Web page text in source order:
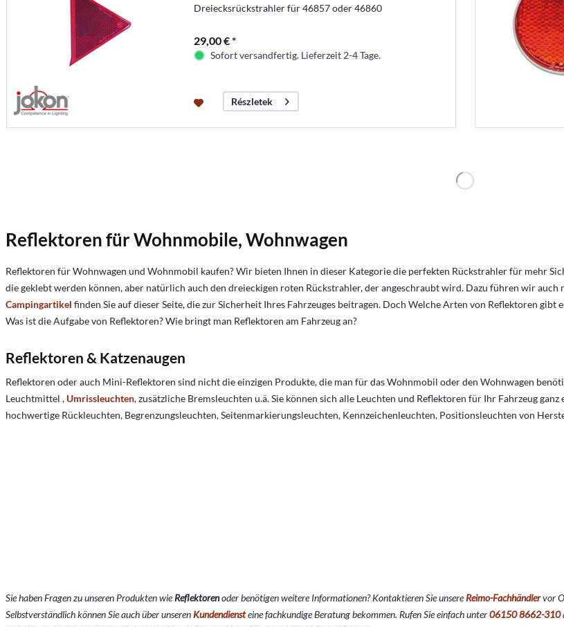
Dreiecksrückstrahler für 46857 oder 46860
29,00 € *
Sofort versandfertig. Lieferzeit 2-4 Tage.
Részletek
Reflektoren für Wohnmobile, Wohnwagen
Reflektoren für Wohnwagen und Wohnmobil kaufen? Wir bieten Ihnen in dieser Kategorie die perfekten Rückstrahler für mehr
die geklebt werden können, aber natürlich auch den dreieckigen roten Rückstrahler, der angeschraubt wird. Dazu führen wir
Campingartikel finden Sie auf dieser Seite, die zur Sicherheit Ihres Fahrzeuges beitragen. Doch Welche Arten von Reflektoren gibt
Was ist die Aufgabe von Reflektoren?Wie bringt man Reflektoren am Fahrzeug an?
Reflektoren & Katzenaugen
Reflektoren oder auch Mini-Reflektoren sind nicht die einzigen Produkte, die man für das Wohnmobil oder den Wohnwagen
Leuchtmittel , Umrissleuchten, zusätzliche Bremsleuchten u.ä. Sie können sich alle Leuchten und Reflektoren für Ihr Fahrzeug
hochwertige Rückleuchten, Begrenzungsleuchten, Seitenmarkierungsleuchten, Kennzeichenleuchten, Positionsleuchten von
Sie haben Fragen zu unseren Produkten wieReflektorenoder benötigen weitere Informationen? Kontaktieren Sie unsereReimo-Fachhändlervor
Selbstverständlich können Sie auch über unserenKundendiensteine fachkundige Beratung bekommen. Rufen Sie einfach unter06150 8662-310